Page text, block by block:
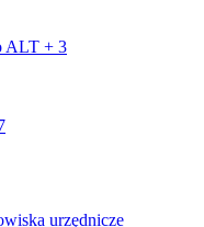
ALT + 3
urzędnicze